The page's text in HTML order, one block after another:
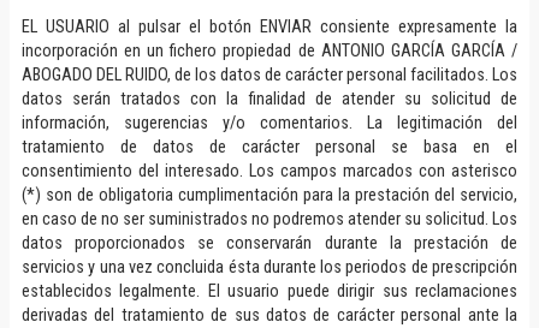
EL USUARIO al pulsar el botón ENVIAR consiente expresamente la
incorporación en un fichero propiedad de ANTONIO GARCÍA GARCÍA /
ABOGADO DEL RUIDO, de los datos de carácter personal facilitados. Los
datos serán tratados con la finalidad de atender su solicitud de
información, sugerencias y/o comentarios. La legitimación del
tratamiento de datos de carácter personal se basa en el
consentimiento del interesado. Los campos marcados con asterisco
(*) son de obligatoria cumplimentación para la prestación del servicio,
en caso de no ser suministrados no podremos atender su solicitud. Los
datos proporcionados se conservarán durante la prestación de
servicios y una vez concluida ésta durante los periodos de prescripción
establecidos legalmente. El usuario puede dirigir sus reclamaciones
derivadas del tratamiento de sus datos de carácter personal ante la